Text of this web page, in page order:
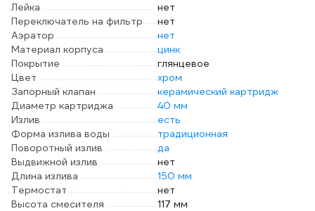
Лейка
нет
Переключатель на фильтр
нет
Аэратор
нет
Материал корпуса
цинк
Покрытие
глянцевое
Цвет
хром
Запорный клапан
керамический картридж
Диаметр картриджа
40 мм
Излив
есть
Форма излива воды
традиционная
Поворотный излив
да
Выдвижной излив
нет
Длина излива
150 мм
Термостат
нет
Высота смесителя
117 мм